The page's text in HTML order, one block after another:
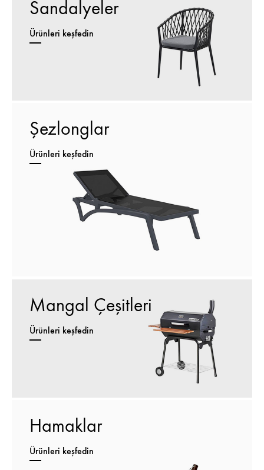
Sandalyeler
Ürünleri keşfedin
Mangal Çeşitleri
Ürünleri keşfedin
Şezlonglar
Ürünleri keşfedin
Hamaklar
Ürünleri keşfedin